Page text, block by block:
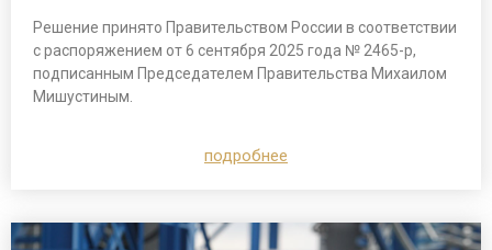
Решение принято Правительством России в соответствии
с распоряжением от 6 сентября 2025 года № 2465-р,
подписанным Председателем Правительства Михаилом
Мишустиным.
подробнее